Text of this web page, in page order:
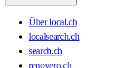
Über local.ch
localsearch.ch
search.ch
renovero.ch